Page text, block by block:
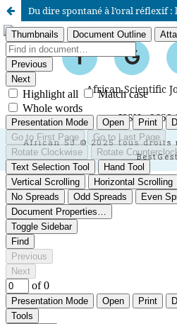
African Scientific
ISSN :
African SJ © 2025 tous droits